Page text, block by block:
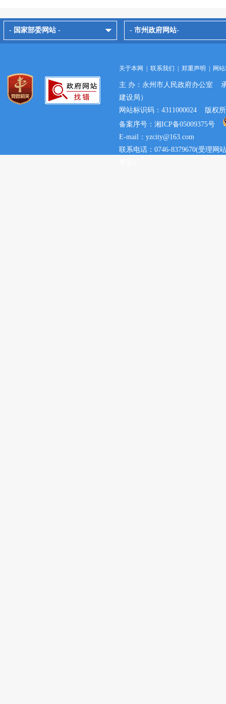
- 国家部委网站 - - 市州政府网站-
关于本网 联系我们 郑重声明 网
主 办：永州市人民政府办公室
建设局）
网站标识码：4311000024 版权
备案序号：湘ICP备05009375号
E-mail：yzcity@163.com
联系电话：0746-8379670(受理网